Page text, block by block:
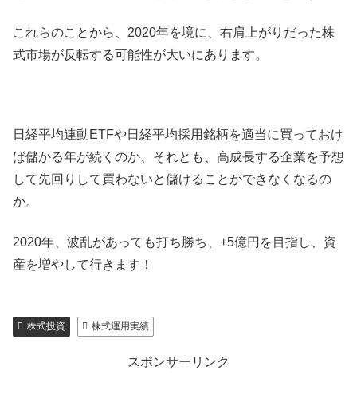
これらのことから、2020年を境に、右肩上がりだった株
式市場が反転する可能性が大いにあります。
日経平均連動ETFや日経平均採用銘柄を適当に買っておけ
ば儲かる年が続くのか、それとも、高成長する企業を予想
して先回りして買わないと儲けることができなくなるの
か。
2020年、波乱があっても打ち勝ち、+5億円を目指し、資
産を増やして行きます！
株式投資 株式運用実績
スポンサーリンク